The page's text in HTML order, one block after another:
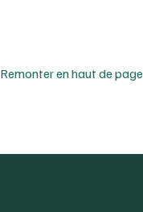
Remonter en haut de page